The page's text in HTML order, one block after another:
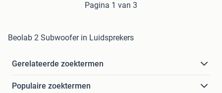
Pagina 1 van 3
Beolab 2 Subwoofer in Luidsprekers
Gerelateerde zoektermen
Populaire zoektermen